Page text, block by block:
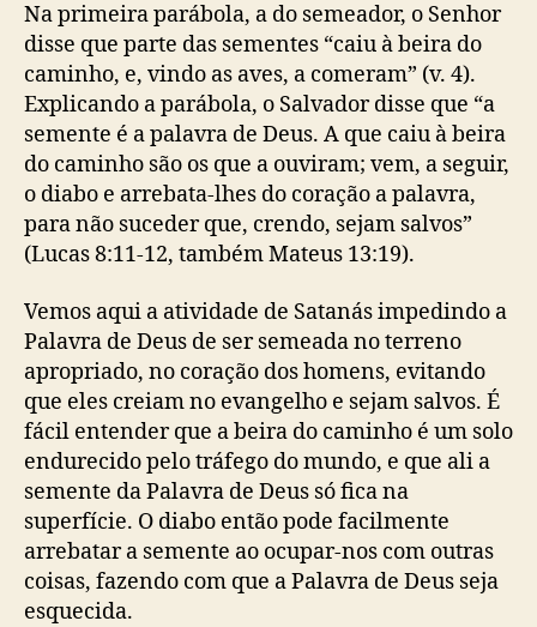
Na primeira parábola, a do semeador, o Senhor
disse que parte das sementes “caiu à beira do
caminho, e, vindo as aves, a comeram” (v. 4).
Explicando a parábola, o Salvador disse que “a
semente é a palavra de Deus. A que caiu à beira
do caminho são os que a ouviram; vem, a seguir,
o diabo e arrebata-lhes do coração a palavra,
para não suceder que, crendo, sejam salvos”
(Lucas 8:11-12, também Mateus 13:19).
Vemos aqui a atividade de Satanás impedindo a
Palavra de Deus de ser semeada no terreno
apropriado, no coração dos homens, evitando
que eles creiam no evangelho e sejam salvos. É
fácil entender que a beira do caminho é um solo
endurecido pelo tráfego do mundo, e que ali a
semente da Palavra de Deus só fica na
superfície. O diabo então pode facilmente
arrebatar a semente ao ocupar-nos com outras
coisas, fazendo com que a Palavra de Deus seja
esquecida.